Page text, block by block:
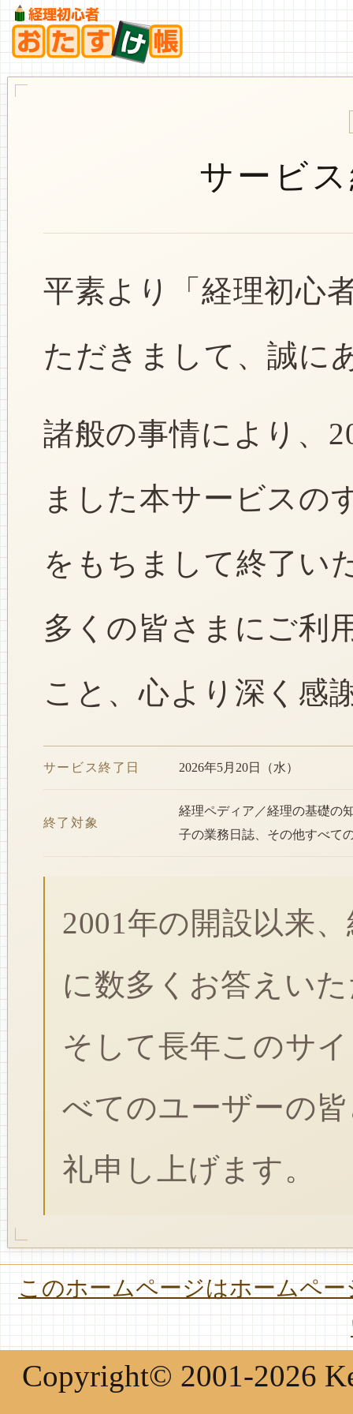
サービ
平素より「経理初心
ただきまして、誠に
諸般の事情により、
ました本サービスの
をもちまして終了い
多くの皆さまにご利
こと、心より深く感
サービス終了日 2026年5月20日（水）
終了対象
経理ペディア／経理の基礎の
子の業務日誌、その他すべて
2001年の開設以来
に数多くお答えい
そして長年このサ
べてのユーザーの
礼申し上げます。
このホームページはホームペ
Copyright© 2001-2026